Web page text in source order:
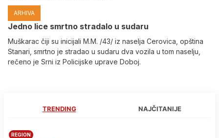
ARHIVA
Јedno lice smrtno stradalo u sudaru
Muškarac čiji su inicijali M.M. /43/ iz naselja Cerovica, opština
Stanari, smrtno je stradao u sudaru dva vozila u tom naselju,
rečeno je Srni iz Policijske uprave Doboj.
TRENDING NAJČITANIJE
REGION